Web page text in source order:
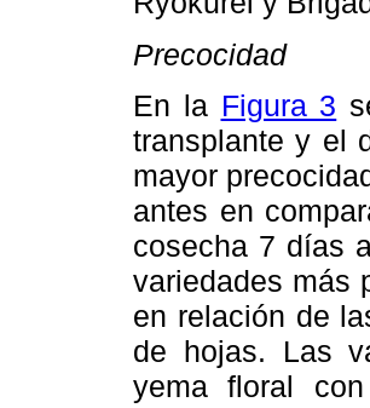
Precocidad
En la Figura 3
transplante y el
mayor
antes en
cosecha 7 días
variedades más
en relación de
de hojas. Las
yema floral